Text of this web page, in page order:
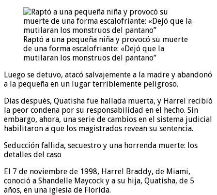
Raptó a una pequeña niña y provocó su muerte
de una forma escalofriante: «Dejó que la
mutilaran los monstruos del pantano”
Luego se detuvo, atacó salvajemente a la madre y abandonó
a la pequeña en un lugar terriblemente peligroso.
Días después, Quatisha fue hallada muerta, y Harrel recibió
la peor condena por su responsabilidad en el hecho. Sin
embargo, ahora, una serie de cambios en el sistema judicial
habilitaron a que los magistrados revean su sentencia.
Seducción fallida, secuestro y una horrenda muerte: los
detalles del caso
El 7 de noviembre de 1998, Harrel Braddy, de Miami,
conoció a Shandelle Maycock y a su hija, Quatisha, de 5
años, en una iglesia de Florida.